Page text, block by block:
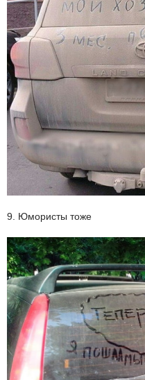
9. Юмористы тоже